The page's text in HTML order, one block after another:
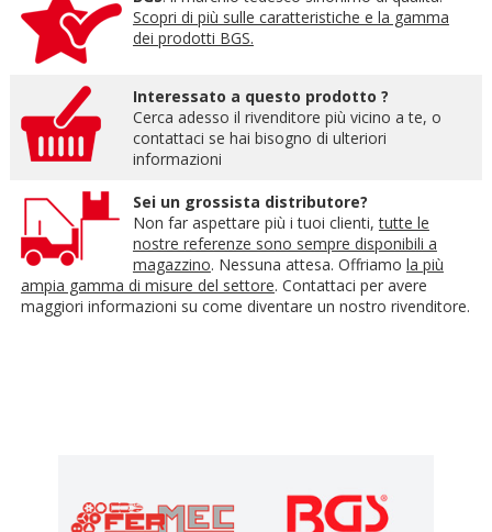
Scopri di più sulle caratteristiche e la gamma
dei prodotti BGS.
Interessato a questo prodotto ?
Cerca adesso il rivenditore più vicino a te, o
contattaci se hai bisogno di ulteriori
informazioni
Sei un grossista distributore?
Non far aspettare più i tuoi clienti,tutte le
nostre referenze sono sempre disponibili a
magazzino. Nessuna attesa. Offriamo la più
ampia gamma di misure del settore. Contattaci per avere
maggiori informazioni su come diventare un nostro rivenditore.